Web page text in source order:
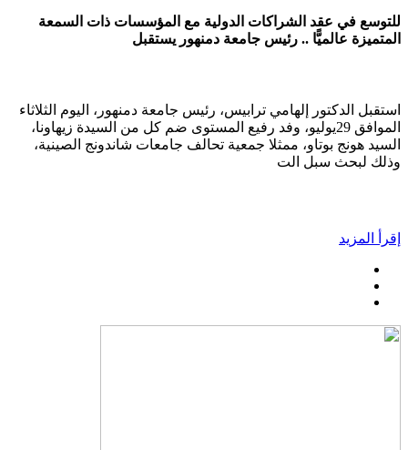
للتوسع في عقد الشراكات الدولية مع المؤسسات ذات السمعة
المتميزة عالميًّا .. رئيس جامعة دمنهور يستقبل
استقبل الدكتور إلهامي ترابيس، رئيس جامعة دمنهور، اليوم الثلاثاء
الموافق 29يوليو، وفد رفيع المستوى ضم كل من السيدة زيهاونا،
السيد هونج بوتاو، ممثلا جمعية تحالف جامعات شاندونج الصينية،
وذلك لبحث سبل الت
إقرأ المزيد